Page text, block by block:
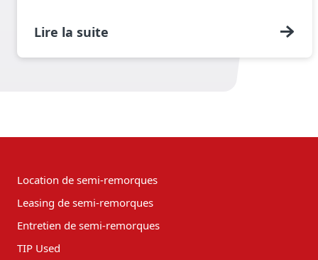
Lire la suite
Location de semi-remorques
Leasing de semi-remorques
Entretien de semi-remorques
TIP Used